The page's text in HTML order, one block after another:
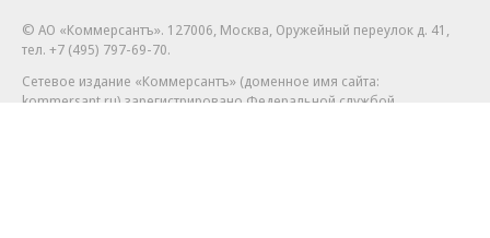
© АО «Коммерсантъ». 127006, Москва, Оружейный переулок д. 41,
тел. +7 (495) 797-69-70.
Сетевое издание «Коммерсантъ» (доменное имя сайта:
kommersant.ru) зарегистрировано Федеральной службой